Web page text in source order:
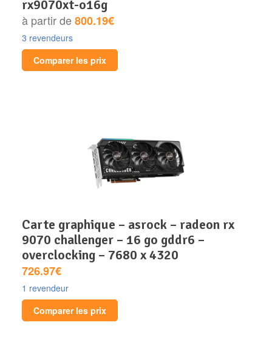
rx9070xt-o16g
à partir de800.19€
3 revendeurs
Comparer les prix
carte graphique – asrock – radeon rx
9070 challenger – 16 go gddr6 –
overclocking – 7680 x 4320
726.97€
1 revendeur
Comparer les prix